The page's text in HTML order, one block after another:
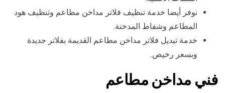
نوفر أيضا خدمة تنظيف فلاتر مداخن مطاعم وتنظيف هود
المطاعم وشفاط المدخنة.
خدمة تبديل فلاتر مداخن مطاعم القديمة بفلاتر جديدة
وبسعر رخيص.
فني مداخن مطاعم